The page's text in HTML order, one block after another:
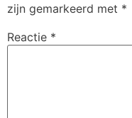
zijn gemarkeerd met *
Reactie *